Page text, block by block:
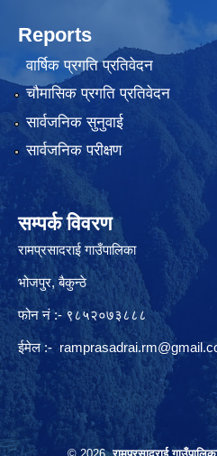
Reports
वार्षिक प्रगति प्रतिवेदन
चौमासिक प्रगति प्रतिवेदन
सार्वजनिक सुनुवाई
सार्वजनिक परीक्षण
सम्पर्क विवरण
रामप्रसादराई गाउँपालिका
भोजपुर, बैकुन्ठे
फोन नं :- ९८५२०७३८८८
ईमेल :-